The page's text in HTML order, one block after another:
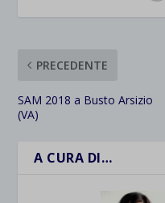
PRECEDENTE
SAM 2018 a Busto Arsizio
(VA)
A CURA DI…